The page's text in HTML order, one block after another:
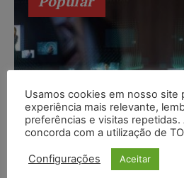
Usamos cookies em nosso site
experiência mais relevante,
preferências e visitas repetidas.
concorda com a utilização de
Configurações Aceitar